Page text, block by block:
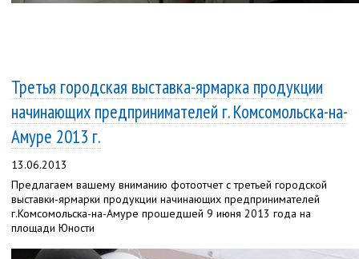
Третья городская выставка-ярмарка продукции
начинающих предпринимателей г. Комсомольска-на-
Амуре 2013 г.
13.06.2013
Предлагаем вашему вниманию фотоотчет с третьей городской
выставки-ярмарки продукции начинающих предпринимателей
г.Комсомольска-на-Амуре прошедшей 9 июня 2013 года на
площади Юности